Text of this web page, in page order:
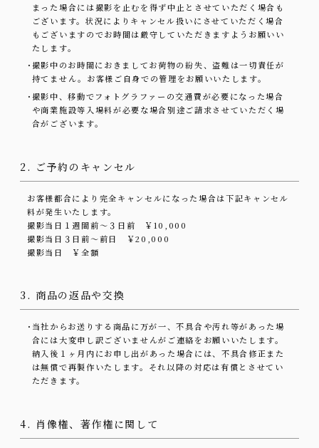
まった場合には撮影を止むを得ず中止とさせていただく場合も
ございます。状況によりキャンセル扱いにさせていただく場合
もございますのでお時間は厳守していただきますようお願いい
たします。
・撮影中のお時間におきましてお荷物の紛失、盗難は一切責任が
持てません。お客様ご自身での管理をお願いいたします。
・撮影中、移動でフォトグラファーの交通費が必要になった場合
や商業施設等入場料が必要な場合別途ご請求させていただく場
合がございます。
2. ご予約のキャンセル
お客様都合により完全キャンセルになった場合は下記キャンセル
料が発生いたします。
撮影当日１週間前〜３日前 ￥10,000
撮影当日３日前〜前日 ￥20,000
撮影当日 ￥全額
3. 商品の返品や交換
・ 当社からお送りする商品に万が一、不具合や汚れ等があった場
合には大変申し訳ございませんがご連絡をお願いいたします。
納入後１ヶ月内にお申し出があった場合には、不具合修正また
は無償で再製作いたします。それ以降の対応は有償とさせてい
ただきます。
4. 肖像権、著作権に関して